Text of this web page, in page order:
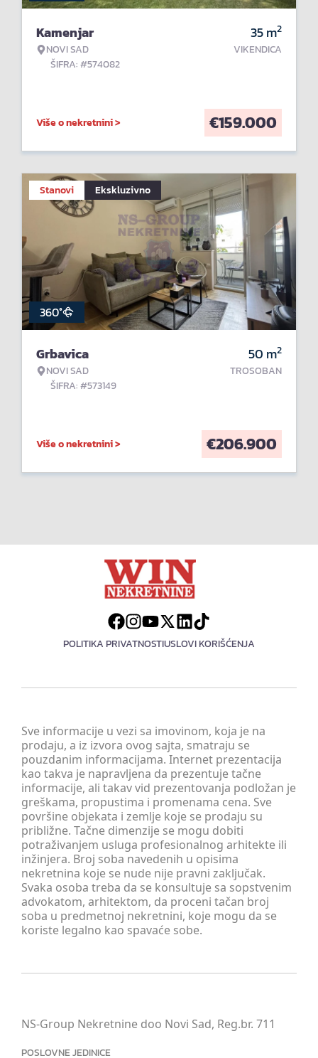
Kamenjar
NOVI SAD
ŠIFRA: #574082
35m2
VIKENDICA
Više o nekretnini > €159.000
Stanovi Ekskluzivno
360°
Grbavica
NOVI SAD
ŠIFRA: #573149
50 m2
TROSOBAN
Više o nekretnini > €206.900
POLITIKA PRIVATNOSTIUSLOVI KORIŠĆENJA
Sve informacije u vezi sa imovinom, koja je na
prodaju, a iz izvora ovog sajta, smatraju se
pouzdanim informacijama. Internet prezentacija
kao takva je napravljena da prezentuje tačne
informacije, ali takav vid prezentovanja podložan je
greškama, propustima i promenama cena. Sve
površine objekata i zemlje koje se prodaju su
približne. Tačne dimenzije se mogu dobiti
potraživanjem usluga profesionalnog arhitekte ili
inžinjera. Broj soba navedenih u opisima
nekretnina koje se nude nije pravni zaključak.
Svaka osoba treba da se konsultuje sa sopstvenim
advokatom, arhitektom, da proceni tačan broj
soba u predmetnoj nekretnini, koje mogu da se
koriste legalno kao spavaće sobe.
NS-Group Nekretnine doo Novi Sad, Reg.br. 711
POSLOVNE JEDINICE